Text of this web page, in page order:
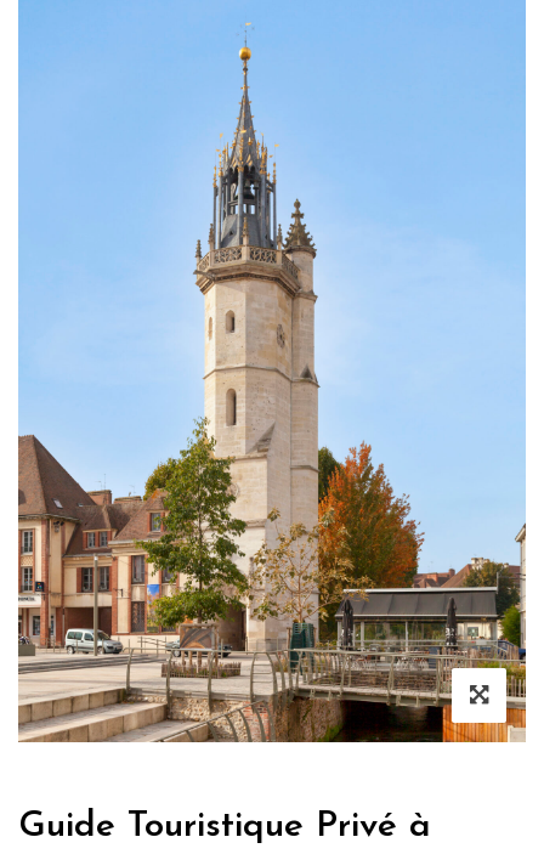
Guide Touristique Privé à